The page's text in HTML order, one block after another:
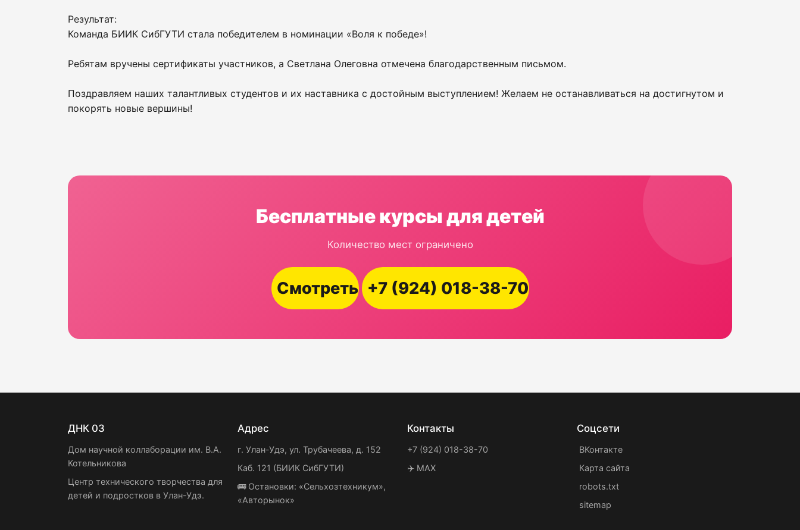
Результат:
Команда БИИК СибГУТИ стала победителем в номинации «Воля к победе»!
Ребятам вручены сертификаты участников, а Светлана Олеговна отмечена благодарственным письмом.
Поздравляем наших талантливых студентов и их наставника с достойным выступлением! Желаем не останавливаться на достигнутом и
покорять новые вершины!
Бесплатные курсы для детей
Количество мест ограничено
Смотреть +7 (924) 018-38-70
ДНК 03
Дом научной коллаборации им. В.А.
Котельникова
Центр технического творчества для
детей и подростков в Улан-Удэ.
Адрес
г. Улан-Удэ, ул. Трубачеева, д. 152
Каб. 121 (БИИК СибГУТИ)
🚌 Остановки: «Сельхозтехникум»,
«Авторынок»
Контакты
+7 (924) 018-38-70
✈️ MAX
Соцсети
ВКонтакте
Карта сайта
robots.txt
sitemap